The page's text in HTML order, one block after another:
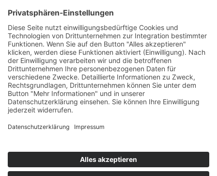
Impressum
AGB
Cookie-Einstellungen